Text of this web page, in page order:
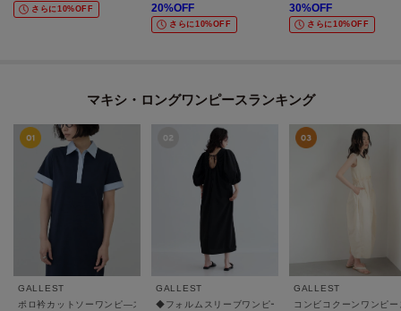
さらに10%OFF
20%OFF
さらに10%OFF
30%OFF
さらに10%OFF
マキシ・ロングワンピースランキング
GALLEST
ポロ衿カットソーワンピ―ス
GALLEST
◆フォルムスリーブワンピース
GALLEST
コンビコクーンワンピー